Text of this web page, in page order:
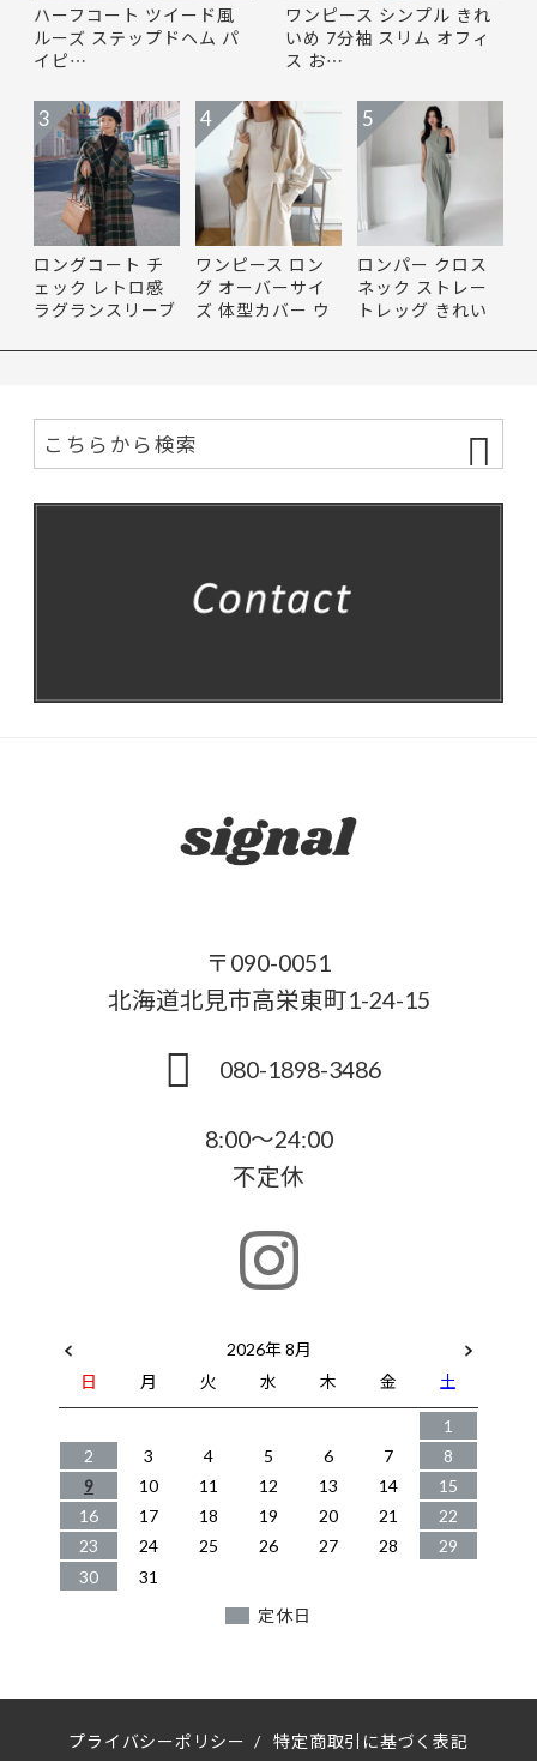
ハーフコート ツイード風
ルーズ ステップドヘム パ
イピ…
ワンピース シンプル きれ
いめ 7分袖 スリム オフィ
ス お…
ロングコート チ
ェック レトロ感
ラグランスリーブ
3
ワンピース ロン
グ オーバーサイ
ズ 体型カバー ウ
4
ロンパー クロス
ネック ストレー
トレッグ きれい
5
〒090-0051
北海道北見市高栄東町1-24-15
080-1898-3486
8:00～24:00
不定休
2026年 8月
日
月 火 水 木 金
土
1
2
3 4 5 6 7
8
9
10 11 12 13 14
15
16
17 18 19 20 21
22
23
24 25 26 27 28
29
30
31
定休日
プライバシーポリシー / 特定商取引に基づく表記